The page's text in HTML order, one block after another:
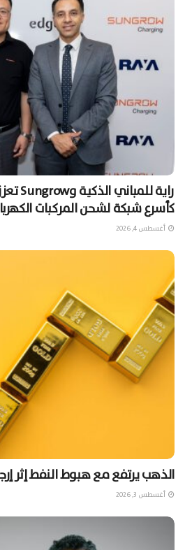
كأسرع شبكة لشحن المركبات
أغسطس 4, 2026
الذهب يرتفع مع هبوط النفط إثر
أغسطس 3, 2026